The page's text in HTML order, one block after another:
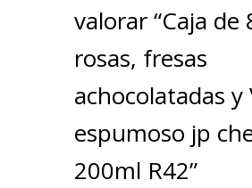
valorar “Caja de
rosas, fresas
achocolatadas y
espumoso jp
200ml R42”